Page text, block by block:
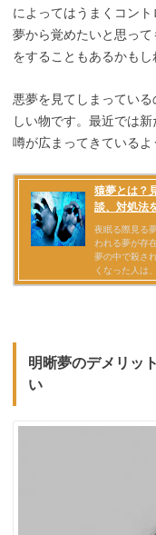
によってはうまくコン
夢から覚めたいと思っ
をすることもあるかもし
悪夢を見てしまってい
しい物です。最近では
噂が広まってきているよ
明晰夢のデメリッ
い